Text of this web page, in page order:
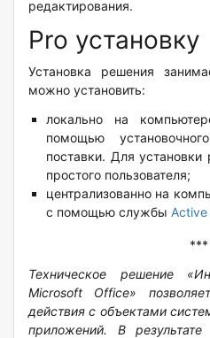
редактирования.
Pro установку
Установка решения
можно установить:
локально на
помощью
поставки. Для установки
простого пользователя;
централизованно на
с помощью службы
***
Техническое решение
Microsoft
Office»
действия с объектами
приложений. В